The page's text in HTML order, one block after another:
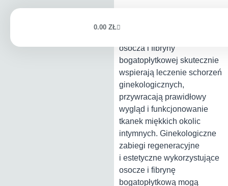
0.00 ZŁ
osocza i fibryny
bogatopłytkowej skutecznie
wspierają leczenie schorzeń
ginekologicznych,
przywracają prawidłowy
wygląd i funkcjonowanie
tkanek miękkich okolic
intymnych. Ginekologiczne
zabiegi regeneracyjne
i estetyczne wykorzystujące
osocze i fibrynę
bogatopłytkową mogą